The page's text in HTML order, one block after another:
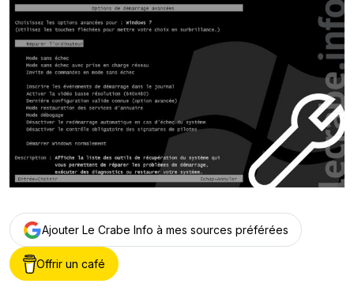
Ajouter Le Crabe Info à mes sources préférées
Offrir un café